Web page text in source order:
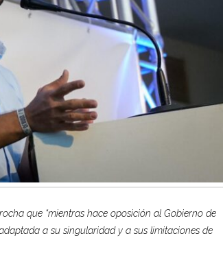
que “mientras hace oposición al Gobierno de
a su singularidad y a sus limitaciones de